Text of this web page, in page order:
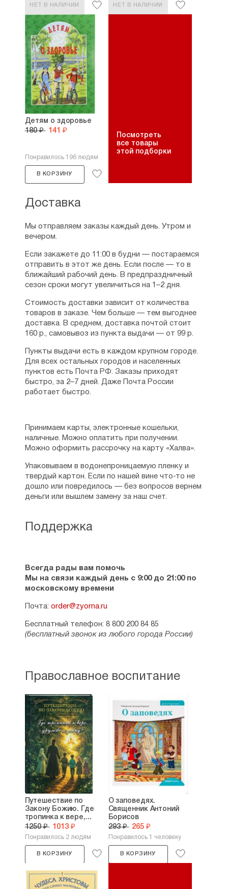
НЕТ В НАЛИЧИИ НЕТ В НАЛИЧИИ
Детям о здоровье
180 ₽ 141 ₽
Понравилось 196 людям
В КОРЗИНУ
Посмотреть
все товары
этой подборки
Поддержка
Всегда рады вам помочь
Мы на связи каждый день с 9:00 до 21:00 по
московскому времени
Почта: order@zyorna.ru
Бесплатный телефон: 8 800 200 84 85
(бесплатный звонок из любого города России)
Доставка
Мы отправляем заказы каждый день. Утром и
вечером.
Если закажете до 11:00 в будни — постараемся
отправить в этот же день. Если после — то в
ближайший рабочий день. В предпраздничный
сезон сроки могут увеличиться на 1–2 дня.
Стоимость доставки зависит от количества
товаров в заказе. Чем больше — тем выгоднее
доставка. В среднем, доставка почтой стоит
160 р., самовывоз из пункта выдачи — от 99 р.
Пункты выдачи есть в каждом крупном городе.
Для всех остальных городов и населенных
пунктов есть Почта РФ. Заказы приходят
быстро, за 2–7 дней. Даже Почта России
работает быстро.
Принимаем карты, электронные кошельки,
наличные. Можно оплатить при получении.
Можно оформить рассрочку на карту «Халва».
Упаковываем в водонепроницаемую пленку и
твердый картон. Если по нашей вине что-то не
дошло или повредилось — без вопросов вернем
деньги или вышлем замену за наш счет.
Православное воспитание
Путешествие по
Закону Божию. Где
тропинка к вере,...
1250 ₽ 1013 ₽
Понравилось 2 людям
В КОРЗИНУ
О заповедях.
Священник Антоний
Борисов
293 ₽ 265 ₽
Понравилось 1 человеку
В КОРЗИНУ